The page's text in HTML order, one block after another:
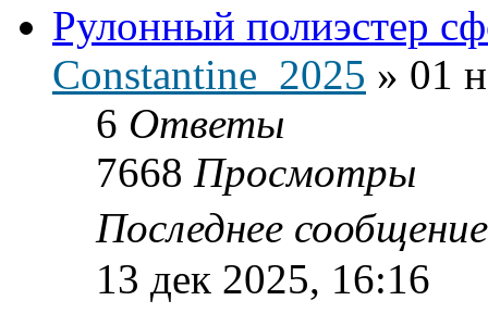
Рулонный полиэстер
Constantine_2025 » 01
6 Ответы
7668 Просмотры
Последнее
13 дек 2025, 16:16